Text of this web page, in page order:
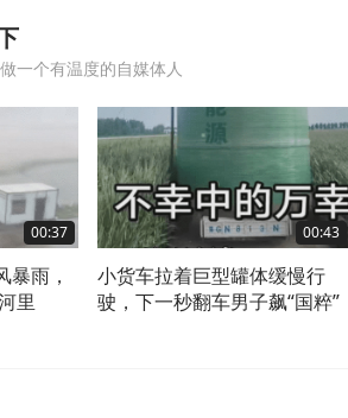
做一个有温度的自媒体人
00:37
暴雨，
里
00:43
小货车拉着巨型罐体缓慢行
驶，下一秒翻车男子飙“国粹”